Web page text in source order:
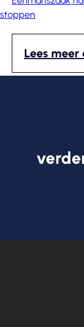
stoppen
Lees